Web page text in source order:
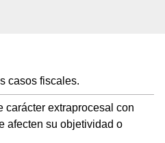
casos fiscales.
carácter extraprocesal con
afecten su objetividad o